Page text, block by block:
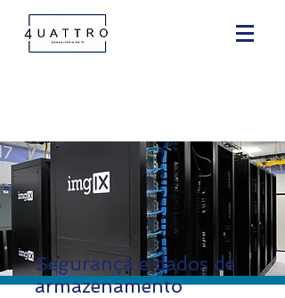
Segurança e dados de
armazenamento